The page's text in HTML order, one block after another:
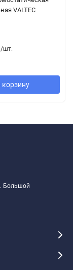
VALTEC
/шт.
корзину
Большой